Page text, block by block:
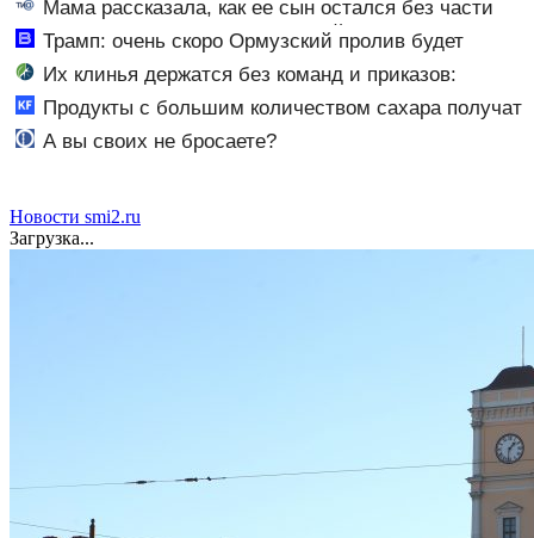
Мама рассказала, как ее сын остался без части
пальца в Детском саду в Западной Двине
Трамп: очень скоро Ормузский пролив будет
открыт, иначе последует удар по Ирану - Новости на
Вести.ru
Их клинья держатся без команд и приказов:
журавли знают секрет идеального единства
Продукты с большим количеством сахара получат
предупреждающие надписи - подробности 06/08/2026
А вы своих не бросаете?
Новости smi2.ru
Загрузка...